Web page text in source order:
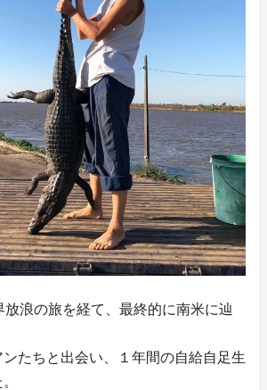
浪の旅を経て、最終的に南米に辿
たちと出会い、１年間の自給自足生